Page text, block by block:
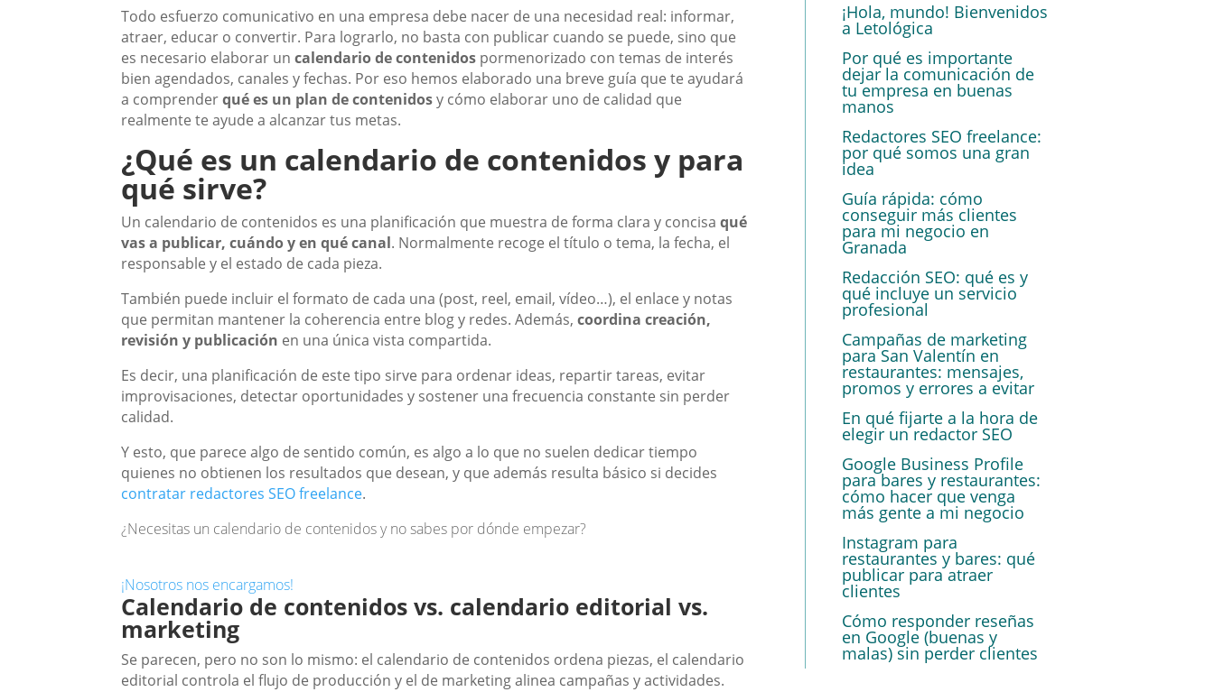
Todo esfuerzo comunicativo en una empresa debe nacer de una necesidad real: informar,
atraer, educar o convertir. Para lograrlo, no basta con publicar cuando se puede, sino que
es necesario elaborar un calendario de contenidos pormenorizado con temas de interés
bien agendados, canales y fechas. Por eso hemos elaborado una breve guía que te ayudará
a comprenderqué es un plan de contenidosy cómo elaborar uno de calidad que
realmente te ayude a alcanzar tus metas.
¿Qué es un calendario de contenidos y para
qué sirve?
Un calendario de contenidos es una planificación que muestra de forma clara y concisaqué
vas a publicar, cuándo y en qué canal. Normalmente recoge el título o tema, la fecha, el
responsable y el estado de cada pieza.
También puede incluir el formato de cada una (post, reel, email, vídeo…), el enlace y notas
que permitan mantener la coherencia entre blog y redes. Además,coordina creación,
revisión y publicación en una única vista compartida.
Es decir, una planificación de este tipo sirve para ordenar ideas, repartir tareas, evitar
improvisaciones, detectar oportunidades y sostener una frecuencia constante sin perder
calidad.
Y esto, que parece algo de sentido común, es algo a lo que no suelen dedicar tiempo
quienes no obtienen los resultados que desean, y que además resulta básico si decides
contratar redactores SEO freelance.
¿Necesitas un calendario de contenidos y no sabes por dónde empezar?
¡Nosotros nos encargamos!
Calendario de contenidos vs. calendario editorial vs.
marketing
Se parecen, pero no son lo mismo: el calendario de contenidos ordena piezas, el calendario
editorial controla el flujo de producción y el de marketing alinea campañas y actividades.
¡Hola, mundo! Bienvenidos
a Letológica
Por qué es importante
dejar la comunicación de
tu empresa en buenas
manos
Redactores SEO freelance:
por qué somos una gran
idea
Guía rápida: cómo
conseguir más clientes
para mi negocio en
Granada
Redacción SEO: qué es y
qué incluye un servicio
profesional
Campañas de marketing
para San Valentín en
restaurantes: mensajes,
promos y errores a evitar
En qué fijarte a la hora de
elegir un redactor SEO
Google Business Profile
para bares y restaurantes:
cómo hacer que venga
más gente a mi negocio
Instagram para
restaurantes y bares: qué
publicar para atraer
clientes
Cómo responder reseñas
en Google (buenas y
malas) sin perder clientes